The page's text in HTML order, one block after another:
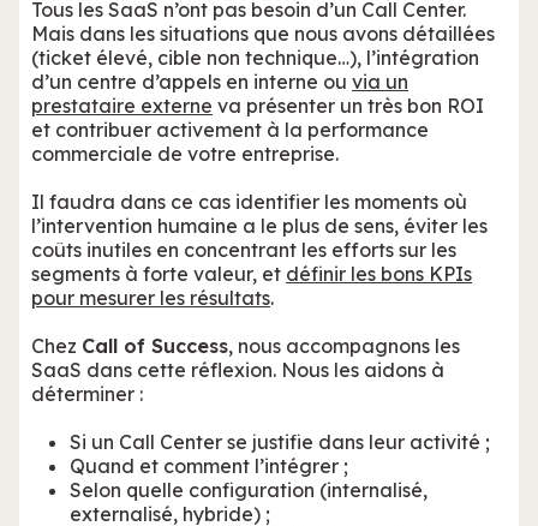
Tous les SaaS n’ont pas besoin d’un Call Center.
Mais dans les situations que nous avons détaillées
(ticket élevé, cible non technique…), l’intégration
d’un centre d’appels en interne ou via un
prestataire externe va présenter un très bon ROI
et contribuer activement à la performance
commerciale de votre entreprise.
Il faudra dans ce cas identifier les moments où
l’intervention humaine a le plus de sens, éviter les
coûts inutiles en concentrant les efforts sur les
segments à forte valeur, et définir les bons KPIs
pour mesurer les résultats.
Chez Call of Success, nous accompagnons les
SaaS dans cette réflexion. Nous les aidons à
déterminer :
Si un Call Center se justifie dans leur activité ;
Quand et comment l’intégrer ;
Selon quelle configuration (internalisé,
externalisé, hybride) ;